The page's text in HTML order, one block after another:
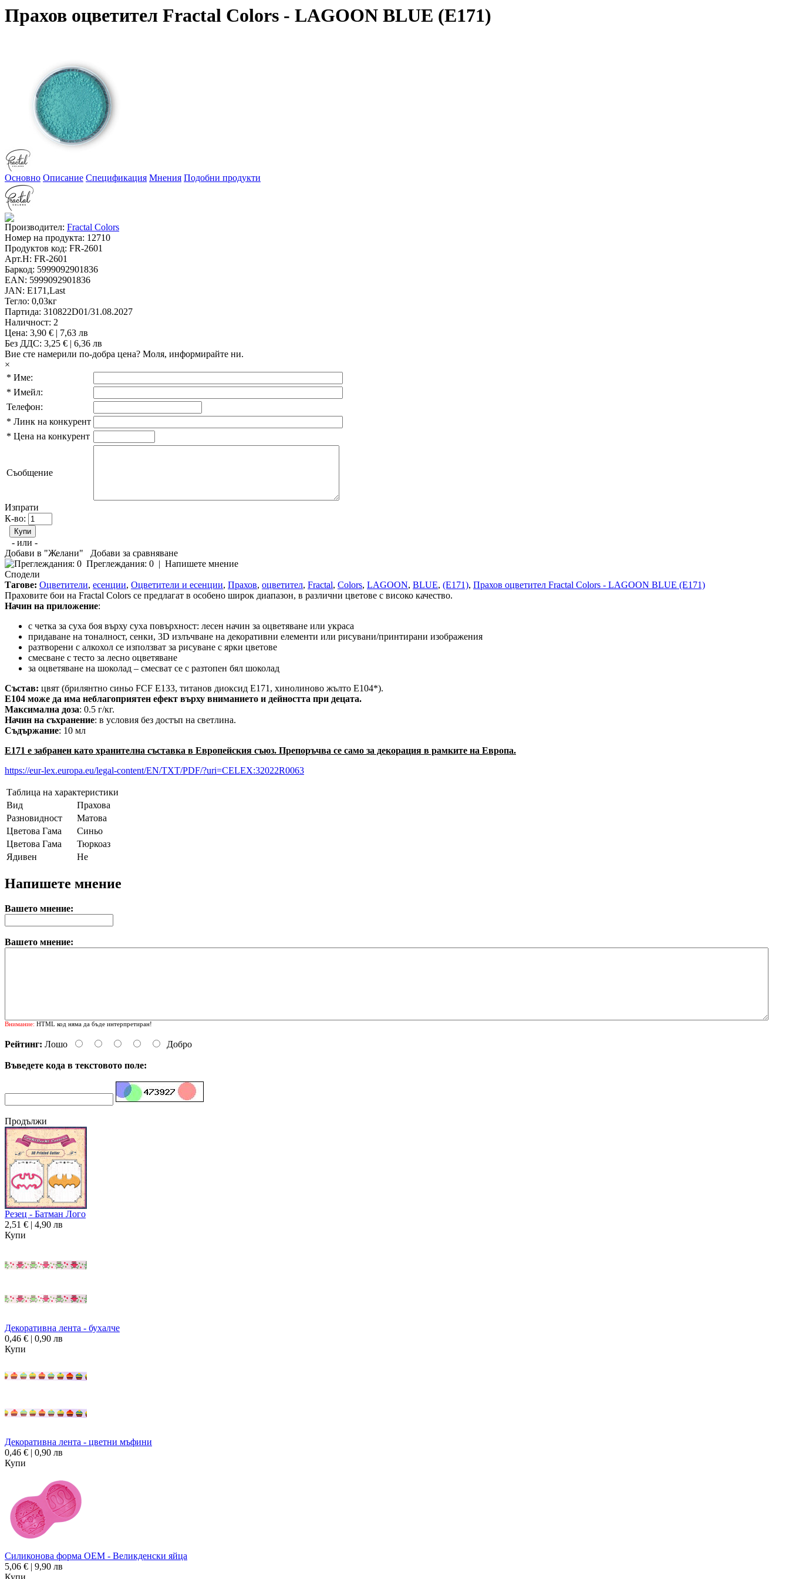
Прахов оцветител Fractal Colors - LAGOON BLUE (E171)
Основно Описание Спецификация Мнения Подобни продукти
Производител: Fractal Colors
Номер на продукта: 12710
Продуктов код: FR-2601
Арт.Н: FR-2601
Баркод: 5999092901836
EAN: 5999092901836
JAN: E171,Last
Тегло: 0,03кг
Партида: 310822D01/31.08.2027
Наличност: 2
Цена: 3,90 € | 7,63 лв
Без ДДС: 3,25 € | 6,36 лв
Вие сте намерили по-добра цена? Моля, информирайте ни.
×
* Име:
* Имейл:
Телефон:
* Линк на конкурент
* Цена на конкурент
Съобщение
Изпрати
К-во:
- или -
Добави в "Желани"
Добави за сравняване
Преглеждания: 0 | Напишете мнение
Сподели
Тагове: Оцветители, есенции, Оцветители и есенции, Прахов, оцветител, Fractal, Colors, LAGOON, BLUE, (E171), Прахов оцветител Fractal Colors - LAGOON BLUE (E171)
Праховите бои на Fractal Colors се предлагат в особено широк диапазон, в различни цветове с високо качество.
Начин на приложение:
с четка за суха боя върху суха повърхност: лесен начин за оцветяване или украса
придаване на тоналност, сенки, 3D излъчване на декоративни елементи или рисувани/принтирани изображения
разтворени с алкохол се използват за рисуване с ярки цветове
смесване с тесто за лесно оцветяване
за оцветяване на шоколад – смесват се с разтопен бял шоколад
Състав: цвят (брилянтно синьо FCF E133, титанов диоксид E171, хинолиново жълто E104*).
Е104 може да има неблагоприятен ефект върху вниманието и дейността при децата.
Максимална доза: 0.5 г/кг.
Начин на съхранение: в условия без достъп на светлина.
Съдържание: 10 мл
Е171 е забранен като хранителна съставка в Европейския съюз. Препоръчва се само за декорация в рамките на Европа.
https://eur-lex.europa.eu/legal-content/EN/TXT/PDF/?uri=CELEX:32022R0063
Таблица на характеристики
Вид
Прахова
Разновидност
Матова
Цветова Гама
Синьо
Цветова Гама
Тюркоаз
Ядивен
Не
Напишете мнение
Вашето мнение:
Вашето мнение:
Внимание: HTML код няма да бъде интерпретиран!
Рейтинг: Лошо Добро
Въведете кода в текстовото поле:
Продължи
Резец - Батман Лого
2,51 € | 4,90 лв
Купи
Декоративна лента - бухалче
0,46 € | 0,90 лв
Купи
Декоративна лента - цветни мъфини
0,46 € | 0,90 лв
Купи
Силиконова форма OEM - Великденски яйца
5,06 € | 9,90 лв